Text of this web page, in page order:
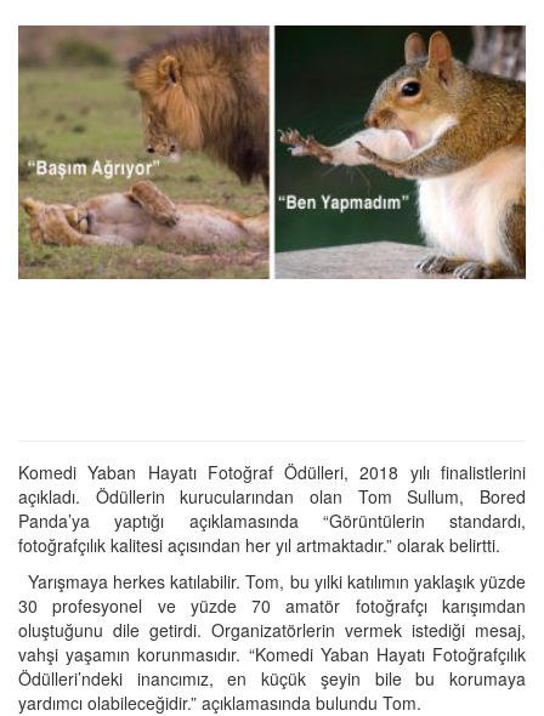
Komedi Yaban Hayatı Fotoğraf Ödülleri, 2018 yılı finalistlerini
açıkladı. Ödüllerin kurucularından olan Tom Sullum, Bored
Panda’ya yaptığı açıklamasında “Görüntülerin standardı,
fotoğrafçılık kalitesi açısından her yıl artmaktadır.” olarak belirtti.
Yarışmaya herkes katılabilir. Tom, bu yılki katılımın yaklaşık yüzde
30 profesyonel ve yüzde 70 amatör fotoğrafçı karışımdan
oluştuğunu dile getirdi. Organizatörlerin vermek istediği mesaj,
vahşi yaşamın korunmasıdır. “Komedi Yaban Hayatı Fotoğrafçılık
Ödülleri’ndeki inancımız, en küçük şeyin bile bu korumaya
yardımcı olabileceğidir.” açıklamasında bulundu Tom.